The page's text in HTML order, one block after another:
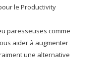
le Productivity
paresseuses comme
aider à augmenter
une alternative